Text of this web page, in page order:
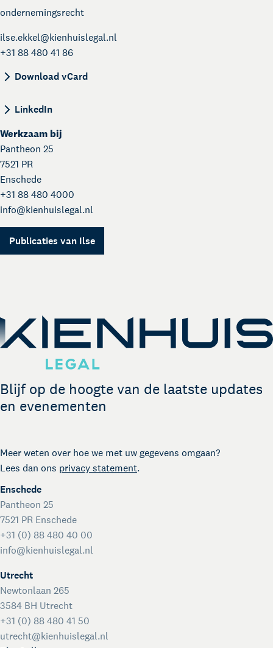
Kienhuis Legal Academy
Legal business met Duitsland
The Gallery
Legal support voor startups
Legal support voor internationale organisaties
Crisisdienst voor ondernemers en organisaties
Talentondersteuning
ondernemingsrecht
ilse.ekkel@kienhuislegal.nl
+31 88 480 41 86
Download vCard
LinkedIn
Werkzaam bij
Pantheon 25
7521 PR
Enschede
+31 88 480 4000
info@kienhuislegal.nl
Publicaties van Ilse
Blijf op de hoogte van de laatste updates
en evenementen
Meer weten over hoe we met uw gegevens omgaan?
Lees dan ons privacy statement.
Enschede
Pantheon 25
7521 PR Enschede
+31 (0) 88 480 40 00
info@kienhuislegal.nl
Utrecht
Newtonlaan 265
3584 BH Utrecht
+31 (0) 88 480 41 50
utrecht@kienhuislegal.nl